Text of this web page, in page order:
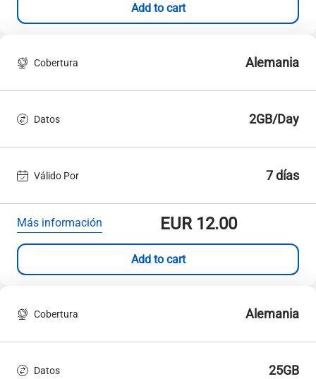
Add to cart
Cobertura Alemania
Datos 2GB/Day
Válido Por 7 días
Más información EUR12.00
Add to cart
Cobertura Alemania
Datos 25GB